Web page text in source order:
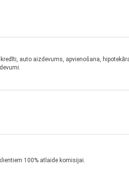
auto aizdevums, apvienošana,
100% atlaide komisijai.